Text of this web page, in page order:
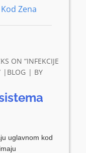
Zena
ON “INFEKCIJE
BLOG
BY
uglavnom kod